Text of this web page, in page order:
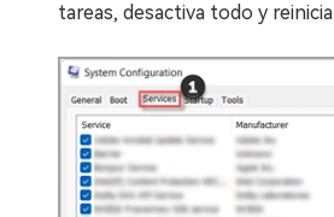
tareas, desactiva todo y reinicia